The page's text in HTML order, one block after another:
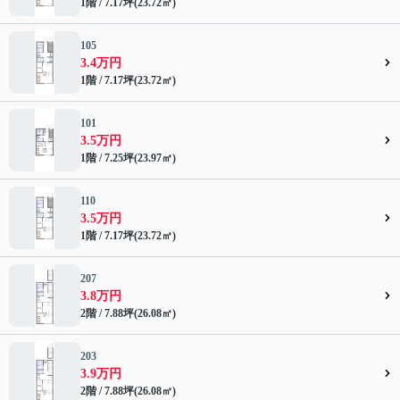
1階 / 7.17坪(23.72㎡)
105
3.4万円
1階 / 7.17坪(23.72㎡)
101
3.5万円
1階 / 7.25坪(23.97㎡)
110
3.5万円
1階 / 7.17坪(23.72㎡)
207
3.8万円
2階 / 7.88坪(26.08㎡)
203
3.9万円
2階 / 7.88坪(26.08㎡)